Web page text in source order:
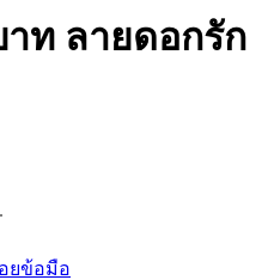
าท ลายดอกรัก
ยข้อมือ